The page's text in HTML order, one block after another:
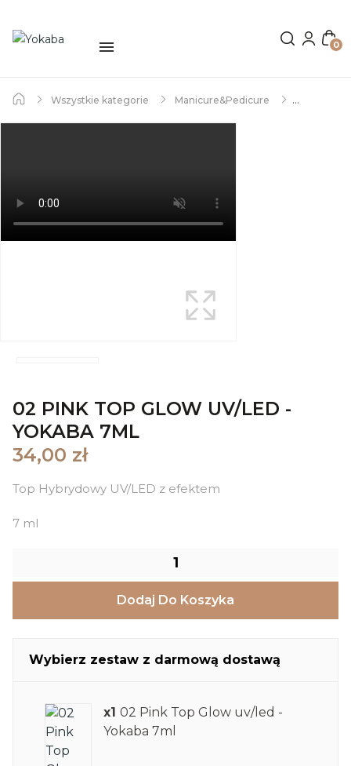
0
Wszystkie kategorie
Manicure&Pedicure
02 PINK TOP GLOW UV/LED -
YOKABA 7ML
34,00 zł
Top Hybrydowy UV/LED z efektem
7 ml
Dodaj Do Koszyka
Wybierz zestaw z darmową dostawą
x1 02 Pink Top Glow uv/led -
Yokaba 7ml